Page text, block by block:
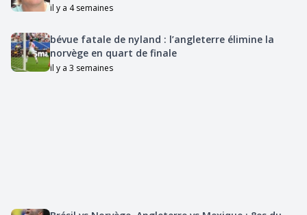
il y a 4 semaines
bévue fatale de nyland : l’angleterre élimine la
norvège en quart de finale
il y a 3 semaines